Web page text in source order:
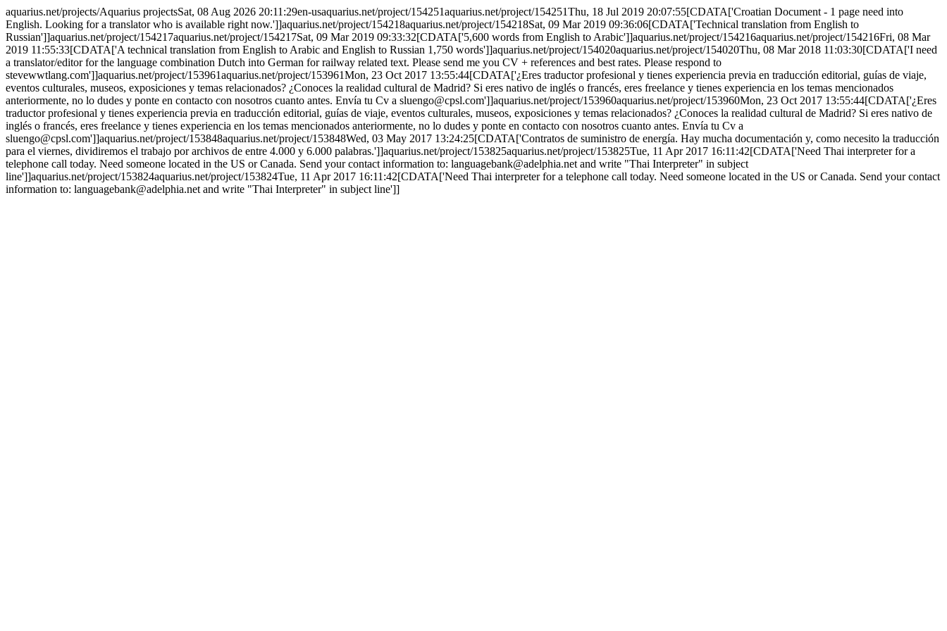
aquarius.net/projects/Aquarius projectsSat, 08 Aug 2026 20:11:29en-usaquarius.net/project/154251aquarius.net/project/154251Thu, 18 Jul 2019 20:07:55[CDATA['Croatian Document - 1 page need into
English. Looking for a translator who is available right now.']]aquarius.net/project/154218aquarius.net/project/154218Sat, 09 Mar 2019 09:36:06[CDATA['Technical translation from English to
Russian']]aquarius.net/project/154217aquarius.net/project/154217Sat, 09 Mar 2019 09:33:32[CDATA['5,600 words from English to Arabic']]aquarius.net/project/154216aquarius.net/project/154216Fri, 08 Mar
2019 11:55:33[CDATA['A technical translation from English to Arabic and English to Russian 1,750 words']]aquarius.net/project/154020aquarius.net/project/154020Thu, 08 Mar 2018 11:03:30[CDATA['I need
a translator/editor for the language combination Dutch into German for railway related text. Please send me you CV + references and best rates. Please respond to
stevewwtlang.com']]aquarius.net/project/153961aquarius.net/project/153961Mon, 23 Oct 2017 13:55:44[CDATA['¿Eres traductor profesional y tienes experiencia previa en traducción editorial, guías de viaje,
eventos culturales, museos, exposiciones y temas relacionados? ¿Conoces la realidad cultural de Madrid? Si eres nativo de inglés o francés, eres freelance y tienes experiencia en los temas mencionados
anteriormente, no lo dudes y ponte en contacto con nosotros cuanto antes. Envía tu Cv a sluengo@cpsl.com']]aquarius.net/project/153960aquarius.net/project/153960Mon, 23 Oct 2017 13:55:44[CDATA['¿Eres
traductor profesional y tienes experiencia previa en traducción editorial, guías de viaje, eventos culturales, museos, exposiciones y temas relacionados? ¿Conoces la realidad cultural de Madrid? Si eres nativo de
inglés o francés, eres freelance y tienes experiencia en los temas mencionados anteriormente, no lo dudes y ponte en contacto con nosotros cuanto antes. Envía tu Cv a
sluengo@cpsl.com']]aquarius.net/project/153848aquarius.net/project/153848Wed, 03 May 2017 13:24:25[CDATA['Contratos de suministro de energía. Hay mucha documentación y, como necesito la traducción
para el viernes, dividiremos el trabajo por archivos de entre 4.000 y 6.000 palabras.']]aquarius.net/project/153825aquarius.net/project/153825Tue, 11 Apr 2017 16:11:42[CDATA['Need Thai interpreter for a
telephone call today. Need someone located in the US or Canada. Send your contact information to: languagebank@adelphia.net and write "Thai Interpreter" in subject
line']]aquarius.net/project/153824aquarius.net/project/153824Tue, 11 Apr 2017 16:11:42[CDATA['Need Thai interpreter for a telephone call today. Need someone located in the US or Canada. Send your contact
information to: languagebank@adelphia.net and write "Thai Interpreter" in subject line']]